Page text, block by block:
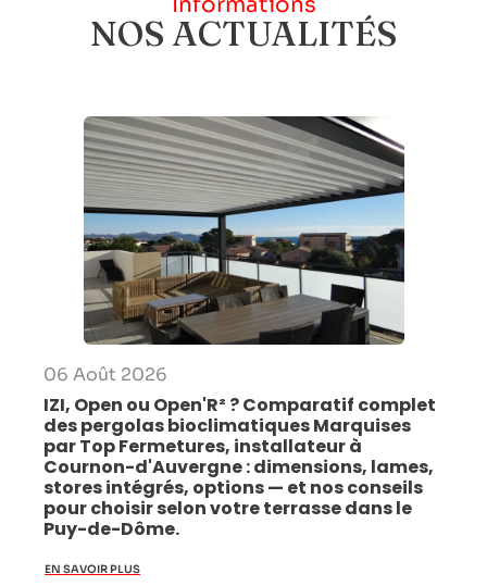
NOS ACTUALITÉS
06 Août 2026
IZI, Open ou Open'R² ? Comparatif complet
des pergolas bioclimatiques Marquises
par Top Fermetures, installateur à
Cournon-d'Auvergne : dimensions, lames,
stores intégrés, options — et nos conseils
pour choisir selon votre terrasse dans le
Puy-de-Dôme.
EN SAVOIR PLUS